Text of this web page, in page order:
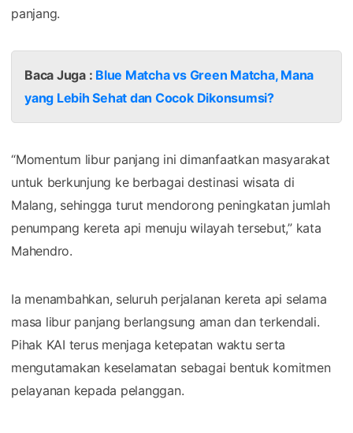
panjang.
Baca Juga : Blue Matcha vs Green Matcha, Mana
yang Lebih Sehat dan Cocok Dikonsumsi?
“Momentum libur panjang ini dimanfaatkan masyarakat
untuk berkunjung ke berbagai destinasi wisata di
Malang, sehingga turut mendorong peningkatan jumlah
penumpang kereta api menuju wilayah tersebut,” kata
Mahendro.
Ia menambahkan, seluruh perjalanan kereta api selama
masa libur panjang berlangsung aman dan terkendali.
Pihak KAI terus menjaga ketepatan waktu serta
mengutamakan keselamatan sebagai bentuk komitmen
pelayanan kepada pelanggan.